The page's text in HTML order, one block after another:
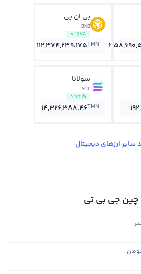
بی ان بی
BNB
0.168%
112,374,239.175TMN
سولانا
SOL
0.799%
14,326,388.46TMN
سایر ارزهای دیجیتال
چین جی بی تی